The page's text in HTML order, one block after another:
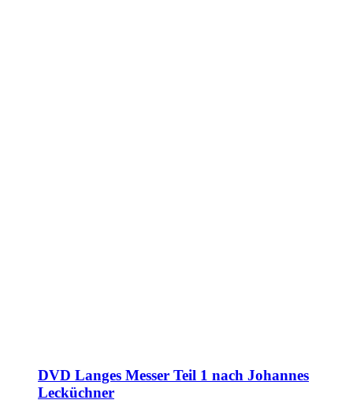
DVD Langes Messer Teil 1 nach Johannes
Lecküchner